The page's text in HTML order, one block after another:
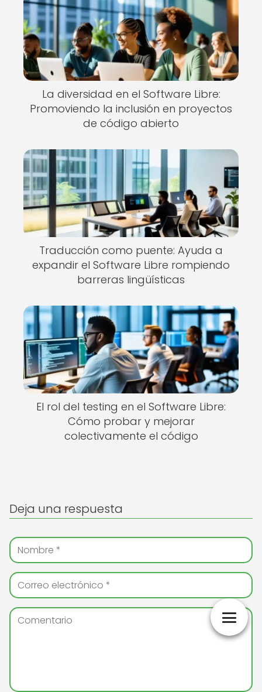
La diversidad en el Software Libre:
Promoviendo la inclusión en proyectos
de código abierto
Traducción como puente: Ayuda a
expandir el Software Libre rompiendo
barreras lingüísticas
El rol del testing en el Software Libre:
Cómo probar y mejorar
colectivamente el código
Deja una respuesta